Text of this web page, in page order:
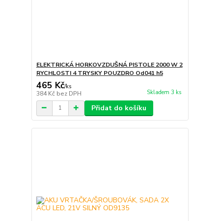
ELEKTRICKÁ HORKOVZDUŠNÁ PISTOLE 2000 W 2
RYCHLOSTI 4 TRYSKY POUZDRO Od041 h5
465 Kč/ks
384 Kč bez DPH Skladem 3 ks
Přidat do košíku